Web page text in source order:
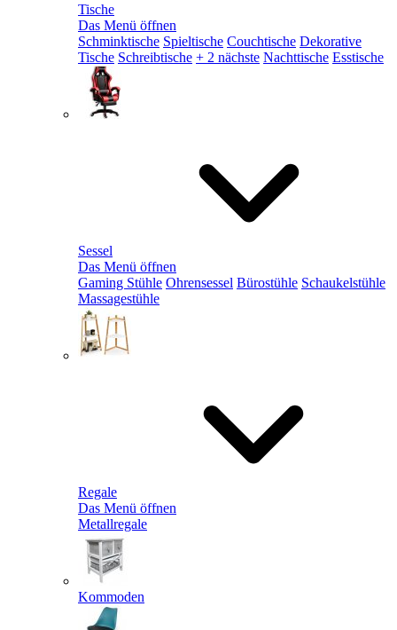
Tische
Das Menü öffnen
Schminktische Spieltische Couchtische Dekorative
Tische Schreibtische + 2 nächste Nachttische Esstische
Sessel
Das Menü öffnen
Gaming Stühle Ohrensessel Bürostühle Schaukelstühle
Massagestühle
Regale
Das Menü öffnen
Metallregale
Kommoden